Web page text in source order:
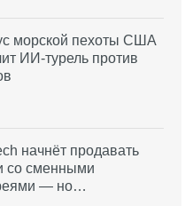
морской пехоты США
ИИ-турель против
начнёт продавать
со сменными
— но…